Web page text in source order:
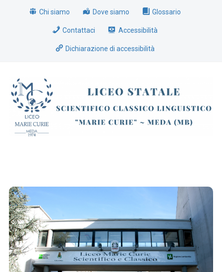
Chi siamo Dove siamo Glossario
Contattaci Accessibilità
Dichiarazione di accessibilità